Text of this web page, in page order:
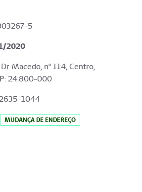
5
2020
Dr Macedo, nº 114, Centro,
24.800-000
1044
MUDANÇA DE ENDEREÇO